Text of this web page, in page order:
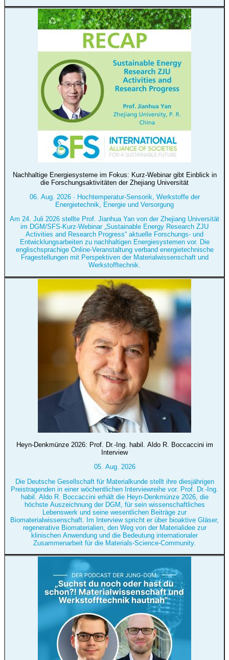
Nachhaltige Energiesysteme im Fokus: Kurz-Webinar gibt Einblick in
die Forschungsaktivitäten der Zhejiang Universität
06. Aug. 2026· Hochtemperatur-Sensorik, Werkstoffe der
Energietechnik, Energie und Versorgung
Am 24. Juli 2026 stellte Prof. Jianhua Yan von der Zhejiang Universität
im DGM/SFS-Kurz-Webinar „Sustainable Energy Research ZJU
Activities and Research Progress“ aktuelle Forschungs- und
Entwicklungsarbeiten zu nachhaltigen Energiesystemen vor. Die
englischsprachige Online-Veranstaltung verband energietechnische
Fragestellungen mit Perspektiven der Materialwissenschaft und
Werkstofftechnik.
Heyn-Denkmünze 2026: Prof. Dr.-Ing. habil. Aldo R. Boccaccini im
Interview
05. Aug. 2026
Die Deutsche Gesellschaft für Materialkunde stellt ihre diesjährigen
Preistragenden in einer wöchentlichen Interviewreihe vor. Prof. Dr.-Ing.
habil. Aldo R. Boccaccini erhält die Heyn-Denkmünze 2026, die
höchste Auszeichnung der DGM, für sein wissenschaftliches
Lebenswerk und seine wesentlichen Beiträge zur
Biomaterialwissenschaft. Im Interview spricht er über bioaktive Gläser,
regenerative Biomaterialien, den Weg von der Materialidee zur
klinischen Anwendung und die Bedeutung internationaler
Zusammenarbeit für die Materials-Science-Community.